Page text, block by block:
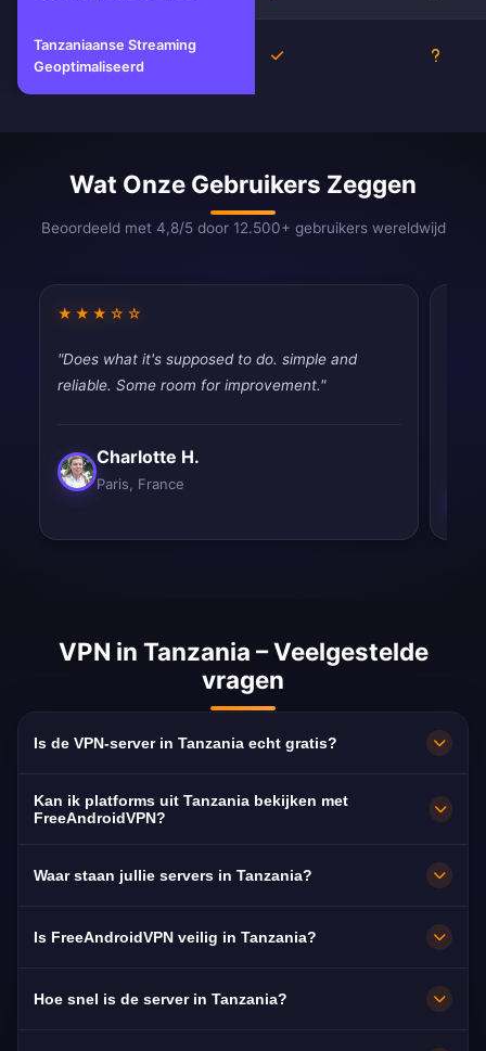
Tanzaniaanse Streaming
Geoptimaliseerd
Ja
Wat Onze Gebruikers Zeggen
Beoordeeld met 4,8/5 door 12.500+ gebruikers wereldwijd
★★★☆☆
"Does what it's supposed to do. simple and
reliable. Some room for improvement."
Charlotte H.
Paris, France
VPN in Tanzania – Veelgestelde
vragen
Is de VPN-server in Tanzania echt gratis?
abonnement, creditcard of registratie, met
Kan ik platforms uit Tanzania bekijken met
FreeAndroidVPN?
ITV en Channel Ten, doorgaans in HD zonder
Waar staan jullie servers in Tanzania?
Gbps en schakelen automatisch over naar de
Is FreeAndroidVPN veilig in Tanzania?
Hoe snel is de server in Tanzania?